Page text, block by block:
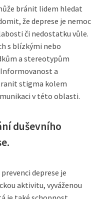
bránit lidem hledat
že deprese je nemoc
či nedostatku vůle.
s blízkými nebo
a stereotypům
a
stigma kolem
v této oblasti.
duševního
deprese je
aktivitu, vyváženou